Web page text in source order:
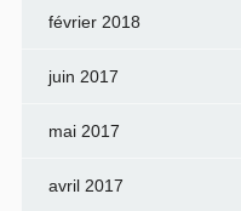
février 2018
juin 2017
mai 2017
avril 2017